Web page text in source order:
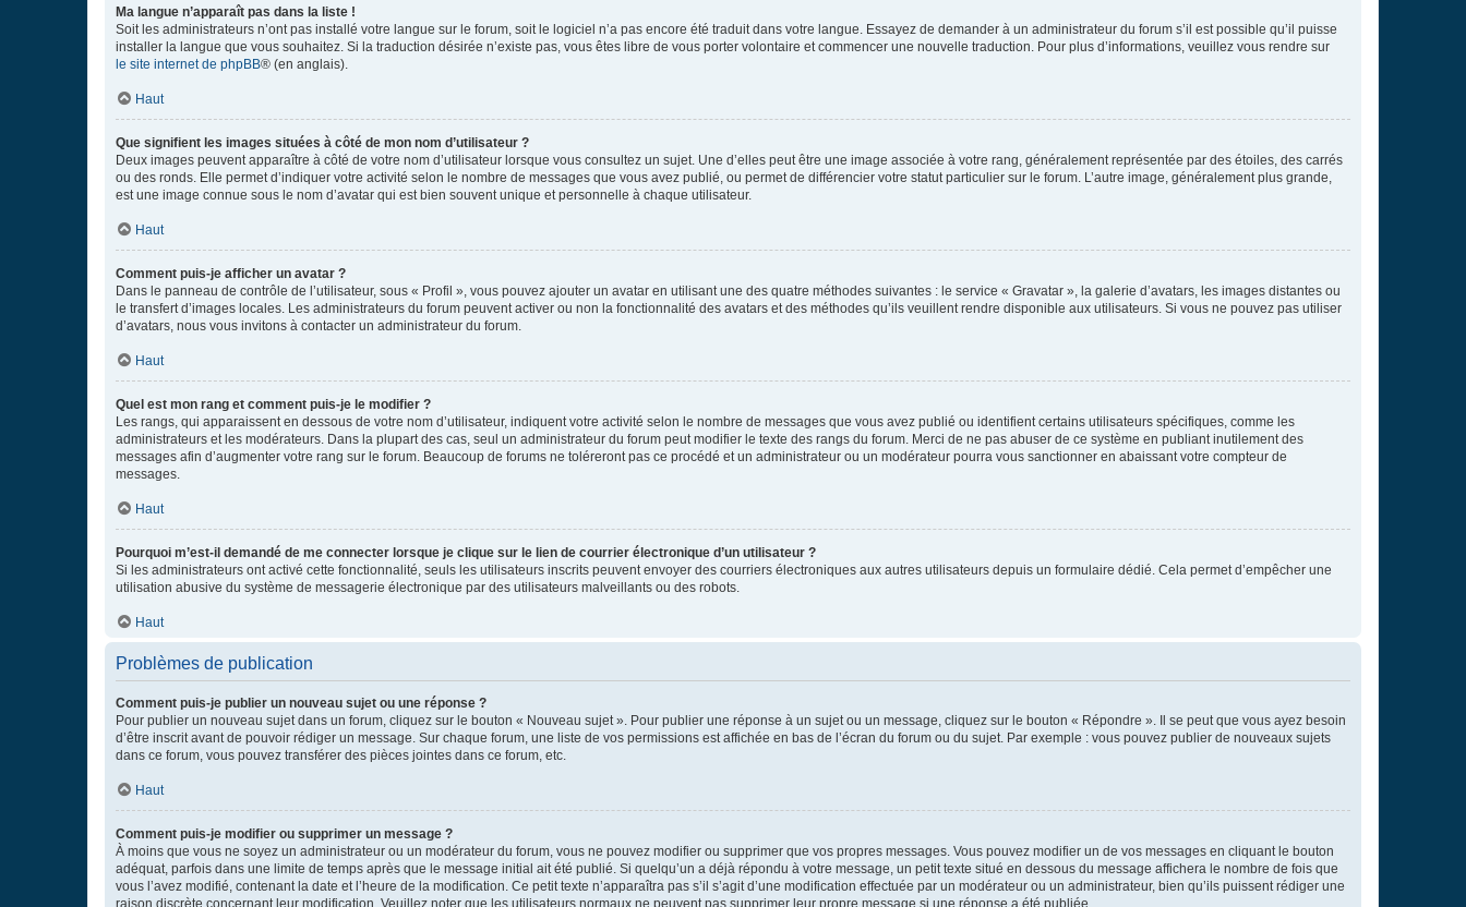
Ma langue n’apparaît pas dans la liste !
Soit les administrateurs n’ont pas installé votre langue sur le forum, soit le logiciel n’a pas encore été traduit dans votre langue. Essayez de demander à un administrateur du forum s’il est possible qu’il puisse
installer la langue que vous souhaitez. Si la traduction désirée n’existe pas, vous êtes libre de vous porter volontaire et commencer une nouvelle traduction. Pour plus d’informations, veuillez vous rendre sur
le site internet de phpBB® (en anglais).
Haut
Que signifient les images situées à côté de mon nom d’utilisateur ?
Deux images peuvent apparaître à côté de votre nom d’utilisateur lorsque vous consultez un sujet. Une d’elles peut être une image associée à votre rang, généralement représentée par des étoiles, des carrés
ou des ronds. Elle permet d’indiquer votre activité selon le nombre de messages que vous avez publié, ou permet de différencier votre statut particulier sur le forum. L’autre image, généralement plus grande,
est une image connue sous le nom d’avatar qui est bien souvent unique et personnelle à chaque utilisateur.
Haut
Comment puis-je afficher un avatar ?
Dans le panneau de contrôle de l’utilisateur, sous « Profil », vous pouvez ajouter un avatar en utilisant une des quatre méthodes suivantes : le service « Gravatar », la galerie d’avatars, les images distantes ou
le transfert d’images locales. Les administrateurs du forum peuvent activer ou non la fonctionnalité des avatars et des méthodes qu’ils veuillent rendre disponible aux utilisateurs. Si vous ne pouvez pas utiliser
d’avatars, nous vous invitons à contacter un administrateur du forum.
Haut
Quel est mon rang et comment puis-je le modifier ?
Les rangs, qui apparaissent en dessous de votre nom d’utilisateur, indiquent votre activité selon le nombre de messages que vous avez publié ou identifient certains utilisateurs spécifiques, comme les
administrateurs et les modérateurs. Dans la plupart des cas, seul un administrateur du forum peut modifier le texte des rangs du forum. Merci de ne pas abuser de ce système en publiant inutilement des
messages afin d’augmenter votre rang sur le forum. Beaucoup de forums ne toléreront pas ce procédé et un administrateur ou un modérateur pourra vous sanctionner en abaissant votre compteur de
messages.
Haut
Pourquoi m’est-il demandé de me connecter lorsque je clique sur le lien de courrier électronique d’un utilisateur ?
Si les administrateurs ont activé cette fonctionnalité, seuls les utilisateurs inscrits peuvent envoyer des courriers électroniques aux autres utilisateurs depuis un formulaire dédié. Cela permet d’empêcher une
utilisation abusive du système de messagerie électronique par des utilisateurs malveillants ou des robots.
Haut
Problèmes de publication
Comment puis-je publier un nouveau sujet ou une réponse ?
Pour publier un nouveau sujet dans un forum, cliquez sur le bouton « Nouveau sujet ». Pour publier une réponse à un sujet ou un message, cliquez sur le bouton « Répondre ». Il se peut que vous ayez besoin
d’être inscrit avant de pouvoir rédiger un message. Sur chaque forum, une liste de vos permissions est affichée en bas de l’écran du forum ou du sujet. Par exemple : vous pouvez publier de nouveaux sujets
dans ce forum, vous pouvez transférer des pièces jointes dans ce forum, etc.
Haut
Comment puis-je modifier ou supprimer un message ?
À moins que vous ne soyez un administrateur ou un modérateur du forum, vous ne pouvez modifier ou supprimer que vos propres messages. Vous pouvez modifier un de vos messages en cliquant le bouton
adéquat, parfois dans une limite de temps après que le message initial ait été publié. Si quelqu’un a déjà répondu à votre message, un petit texte situé en dessous du message affichera le nombre de fois que
vous l’avez modifié, contenant la date et l’heure de la modification. Ce petit texte n’apparaîtra pas s’il s’agit d’une modification effectuée par un modérateur ou un administrateur, bien qu’ils puissent rédiger une
raison discrète concernant leur modification. Veuillez noter que les utilisateurs normaux ne peuvent pas supprimer leur propre message si une réponse a été publiée.